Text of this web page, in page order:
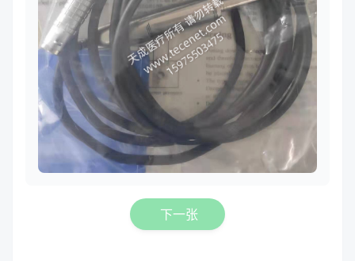
下一张